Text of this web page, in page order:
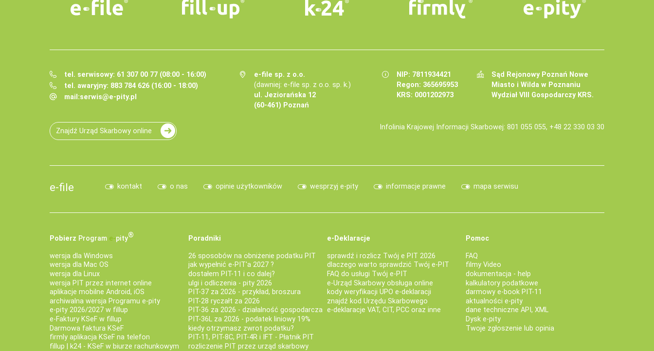
tel. serwisowy: 61 307 00 77 (08:00 - 16:00)
tel. awaryjny: 883 784 626 (16:00 - 18:00)
mail:serwis@e-pity.pl
e-file sp. z o.o.
(dawniej: e-file sp. z o.o. sp. k.)
ul. Jeziorańska 12
(60-461) Poznań
NIP: 7811934421
Regon: 365695953
KRS: 0001202973
Sąd Rejonowy Poznań Nowe
Miasto i Wilda w Poznaniu
Wydział VIII Gospodarczy KRS.
Znajdź Urząd Skarbowy online Infolinia Krajowej Informacji Skarbowej: 801 055 055, +48 22 330 03 30
e-file kontakt o nas opinie użytkowników wesprzyj e-pity informacje prawne mapa serwisu
Pobierz Program e‑pity®
wersja dla Windows
wersja dla Mac OS
wersja dla Linux
wersja PIT przez internet online
aplikacje mobilne Android, iOS
archiwalna wersja Programu e-pity
e-pity 2026/2027 w fillup
e‑Faktury KSeF w fillup
Darmowa faktura KSeF
firmly aplikacja KSeF na telefon
fillup | k24 - KSeF w biurze rachunkowym
Poradniki
26 sposobów na obniżenie podatku PIT
jak wypełnić e-PIT'a 2027 ?
dostałem PIT-11 i co dalej?
ulgi i odliczenia - pity 2026
PIT-37 za 2026 - przykład, broszura
PIT-28 ryczałt za 2026
PIT-36 za 2026 - działalność gospodarcza
PIT-36L za 2026 - podatek liniowy 19%
kiedy otrzymasz zwrot podatku?
PIT-11, PIT-8C, PIT-4R i IFT - Płatnik PIT
rozliczenie PIT przez urząd skarbowy
e-Deklaracje
sprawdź i rozlicz Twój e PIT 2026
dlaczego warto sprawdzić Twój e-PIT
FAQ do usługi Twój e-PIT
e-Urząd Skarbowy obsługa online
kody weryfikacji UPO e-deklaracji
znajdź kod Urzędu Skarbowego
e-deklaracje VAT, CIT, PCC oraz inne
Pomoc
FAQ
filmy Video
dokumentacja - help
kalkulatory podatkowe
darmowy e-book PIT-11
aktualności e-pity
dane techniczne API, XML
Dysk e-pity
Twoje zgłoszenie lub opinia